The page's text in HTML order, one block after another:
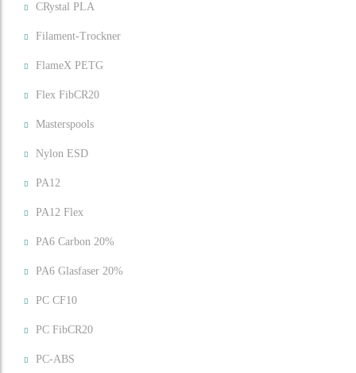
CRystal PLA
Filament-Trockner
FlameX PETG
Flex FibCR20
Masterspools
Nylon ESD
PA12
PA12 Flex
PA6 Carbon 20%
PA6 Glasfaser 20%
PC CF10
PC FibCR20
PC-ABS